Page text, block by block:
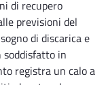
di recupero
previsioni del
di discarica e
soddisfatto in
registra un calo a